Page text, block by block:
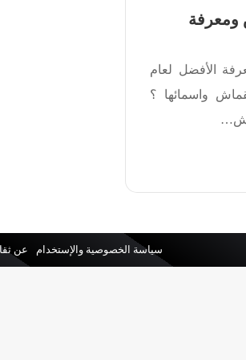
ومعرفة
الأفضل لعام
واسمائها ؟
سياسة الخصوصية والإستخدام عن